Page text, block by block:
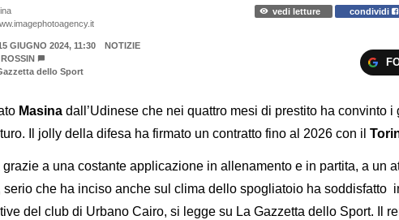
vedi letture condividi
GIUGNO 2024, 11:30
NOTIZIE
dello Sport
Masina dall’Udinese che nei quattro mesi di prestito ha convinto i
Il jolly della difesa ha firmato un contratto fino al 2026 con il
grazie a una costante applicazione in allenamento e in partita, a un
serio che ha inciso anche sul clima dello spogliatoio ha soddisfatto
del club di Urbano Cairo, si legge su La Gazzetta dello Sport. Il